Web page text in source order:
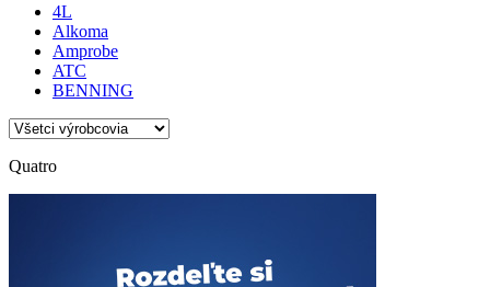
4L
Alkoma
Amprobe
ATC
BENNING
Quatro